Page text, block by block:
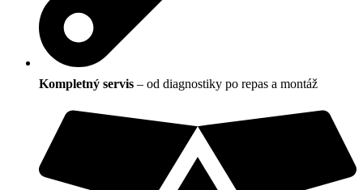
Kompletný servis – od diagnostiky po repas a montáž